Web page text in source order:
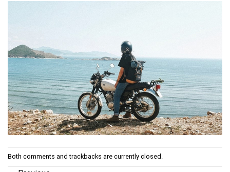
Both comments and trackbacks are currently closed.